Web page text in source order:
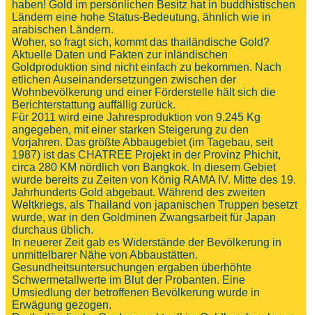
haben! Gold im persönlichen Besitz hat in buddhistischen
Ländern eine hohe Status-Bedeutung, ähnlich wie in
arabischen Ländern.
Woher, so fragt sich, kommt das thailändische Gold?
Aktuelle Daten und Fakten zur inländischen
Goldproduktion sind nicht einfach zu bekommen. Nach
etlichen Auseinandersetzungen zwischen der
Wohnbevölkerung und einer Förderstelle hält sich die
Berichterstattung auffällig zurück.
Für 2011 wird eine Jahresproduktion von 9.245 Kg
angegeben, mit einer starken Steigerung zu den
Vorjahren. Das größte Abbaugebiet (im Tagebau, seit
1987) ist das CHATREE Projekt in der Provinz Phichit,
circa 280 KM nördlich von Bangkok. In diesem Gebiet
wurde bereits zu Zeiten von König RAMA IV. Mitte des 19.
Jahrhunderts Gold abgebaut. Während des zweiten
Weltkriegs, als Thailand von japanischen Truppen besetzt
wurde, war in den Goldminen Zwangsarbeit für Japan
durchaus üblich.
In neuerer Zeit gab es Widerstände der Bevölkerung in
unmittelbarer Nähe von Abbaustätten.
Gesundheitsuntersuchungen ergaben überhöhte
Schwermetallwerte im Blut der Probanten. Eine
Umsiedlung der betroffenen Bevölkerung wurde in
Erwägung gezogen.